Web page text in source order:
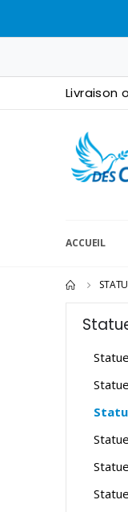
Livraison
ACCUEIL